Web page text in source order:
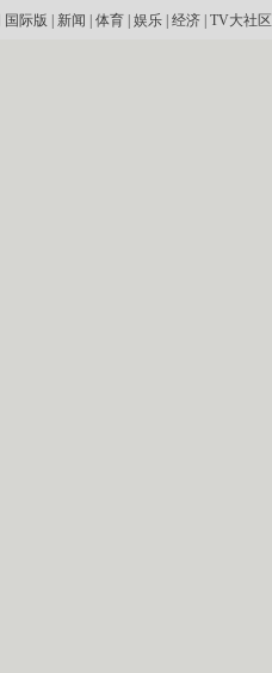
国际版 新闻 体育| 娱乐| 经济| TV大社区